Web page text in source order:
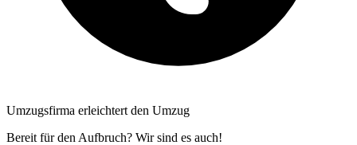
Umzugsfirma erleichtert den Umzug
Bereit für den Aufbruch? Wir sind es auch!